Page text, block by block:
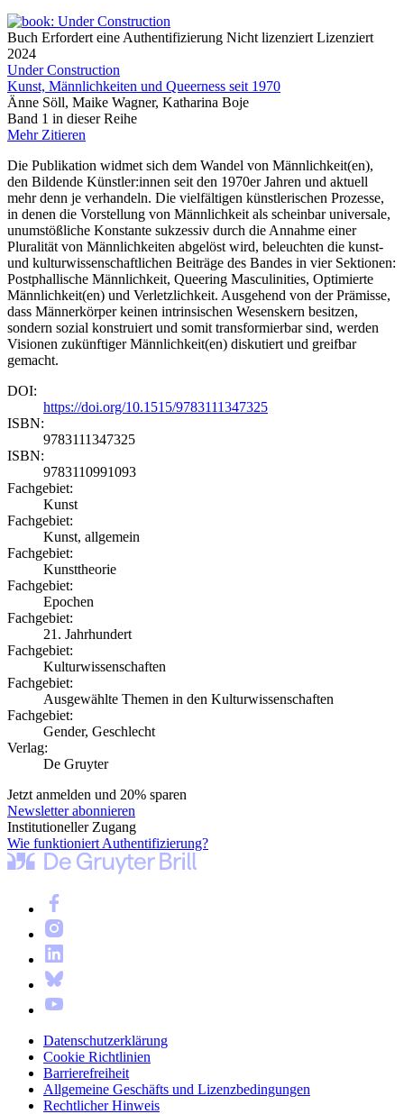
Buch Erfordert eine Authentifizierung Nicht lizenziert Lizenziert
2024
Under Construction
Kunst, Männlichkeiten und Queerness seit 1970
Änne Söll, Maike Wagner, Katharina Boje
Band 1 in dieser Reihe
Mehr Zitieren
Die Publikation widmet sich dem Wandel von Männlichkeit(en),
den Bildende Künstler:innen seit den 1970er Jahren und aktuell
mehr denn je verhandeln. Die vielfältigen künstlerischen Prozesse,
in denen die Vorstellung von Männlichkeit als scheinbar universale,
unumstößliche Konstante sukzessiv durch die Annahme einer
Pluralität von Männlichkeiten abgelöst wird, beleuchten die kunst-
und kulturwissenschaftlichen Beiträge des Bandes in vier Sektionen:
Postphallische Männlichkeit, Queering Masculinities, Optimierte
Männlichkeit(en) und Verletzlichkeit. Ausgehend von der Prämisse,
dass Männerkörper keinen intrinsischen Wesenskern besitzen,
sondern sozial konstruiert und somit transformierbar sind, werden
Visionen zukünftiger Männlichkeit(en) diskutiert und greifbar
gemacht.
DOI:
https://doi.org/10.1515/9783111347325
ISBN:
9783111347325
ISBN:
9783110991093
Fachgebiet:
Kunst
Fachgebiet:
Kunst, allgemein
Fachgebiet:
Kunsttheorie
Fachgebiet:
Epochen
Fachgebiet:
21. Jahrhundert
Fachgebiet:
Kulturwissenschaften
Fachgebiet:
Ausgewählte Themen in den Kulturwissenschaften
Fachgebiet:
Gender, Geschlecht
Verlag:
De Gruyter
Jetzt anmelden und 20% sparen
Newsletter abonnieren
Institutioneller Zugang
Wie funktioniert Authentifizierung?
Datenschutzerklärung
Cookie Richtlinien
Barrierefreiheit
Allgemeine Geschäfts und Lizenzbedingungen
Rechtlicher Hinweis